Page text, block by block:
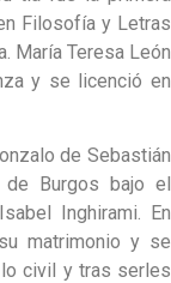
Filosofía y Letras
María Teresa León
y se licenció en
de Sebastián
Burgos bajo el
Inghirami. En
matrimonio y se
civil y tras serles